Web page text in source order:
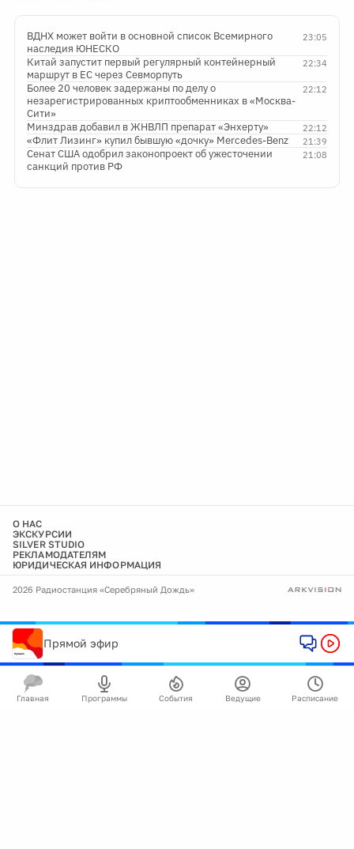
23:05
ВДНХ может войти в основной список Всемирного
наследия ЮНЕСКО
22:34
Китай запустит первый регулярный контейнерный
маршрут в ЕС через Севморпуть
22:12
Более 20 человек задержаны по делу о
незарегистрированных криптообменниках в «Москва-
Сити»
22:12
Минздрав добавил в ЖНВЛП препарат «Энхерту»
21:39
«Флит Лизинг» купил бывшую «дочку» Mercedes-Benz
21:08
Сенат США одобрил законопроект об ужесточении
санкций против РФ
О НАС
ЭКСКУРСИИ
SILVER STUDIO
РЕКЛАМОДАТЕЛЯМ
ЮРИДИЧЕСКАЯ ИНФОРМАЦИЯ
2026 Радиостанция «Серебряный Дождь»
Прямой эфир
Главная Программы События Ведущие Расписание